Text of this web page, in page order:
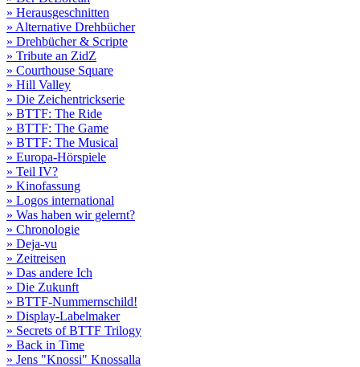
» Herausgeschnitten
» Alternative Drehbücher
» Drehbücher & Scripte
» Tribute an ZidZ
» Courthouse Square
» Hill Valley
» Die Zeichentrickserie
» BTTF: The Ride
» BTTF: The Game
» BTTF: The Musical
» Europa-Hörspiele
» Teil IV?
» Kinofassung
» Logos international
» Was haben wir gelernt?
» Chronologie
» Deja-vu
» Zeitreisen
» Das andere Ich
» Die Zukunft
» BTTF-Nummernschild!
» Display-Labelmaker
» Secrets of BTTF Trilogy
» Back in Time
» Jens "Knossi" Knossalla